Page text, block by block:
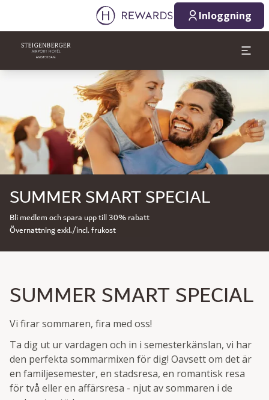
Inloggning
SUMMER SMART SPECIAL
Bli medlem och spara upp till 30% rabatt
Övernattning exkl./incl. frukost
SUMMER SMART SPECIAL
Vi firar sommaren, fira med oss!
Ta dig ut ur vardagen och in i semesterkänslan, vi har
den perfekta sommarmixen för dig! Oavsett om det är
en familjesemester, en stadsresa, en romantisk resa
för två eller en affärsresa - njut av sommaren i de